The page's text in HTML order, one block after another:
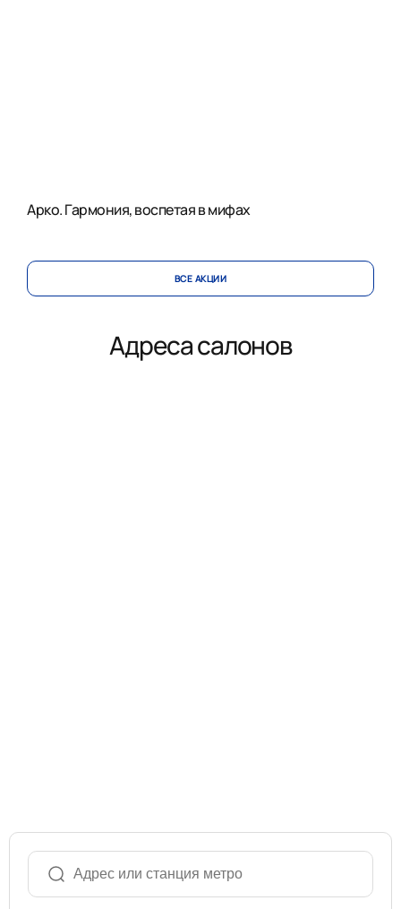
Арко. Гармония, воспетая в мифах
ВСЕ АКЦИИ
Адреса салонов